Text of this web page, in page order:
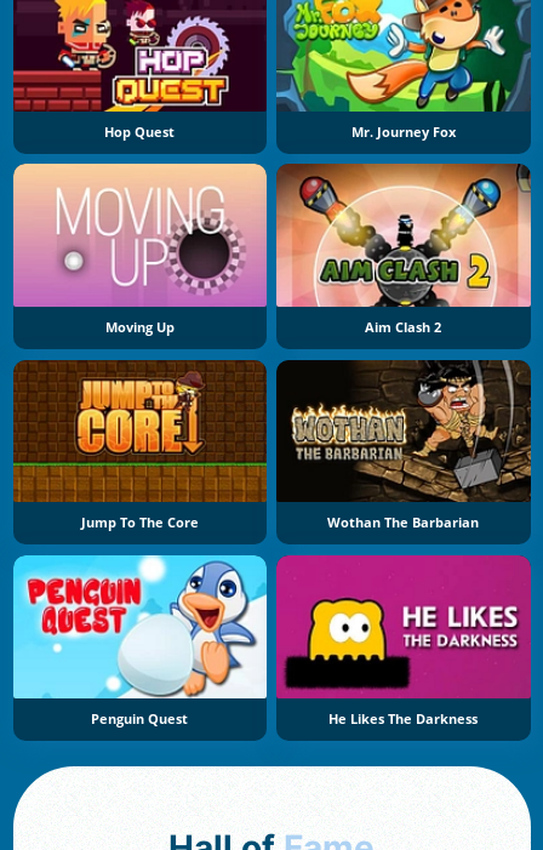
Hop Quest Mr. Journey Fox
Moving Up Aim Clash 2
Jump To The Core Wothan The Barbarian
Penguin Quest He Likes The Darkness